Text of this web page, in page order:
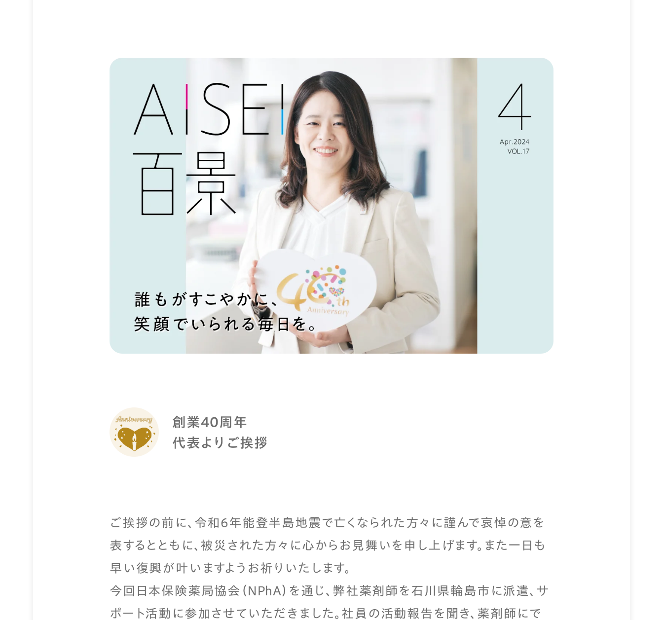
創業40周年
代表よりご挨拶
ご挨拶の前に、令和6年能登半島地震で亡くなられた方々に謹んで哀悼の意を
表するとともに、被災された方々に心からお見舞いを申し上げます。また一日も
早い復興が叶いますようお祈りいたします。
今回日本保険薬局協会（NPhA）を通じ、弊社薬剤師を石川県輪島市に派遣、サ
ポート活動に参加させていただきました。社員の活動報告を聞き、薬剤師にで